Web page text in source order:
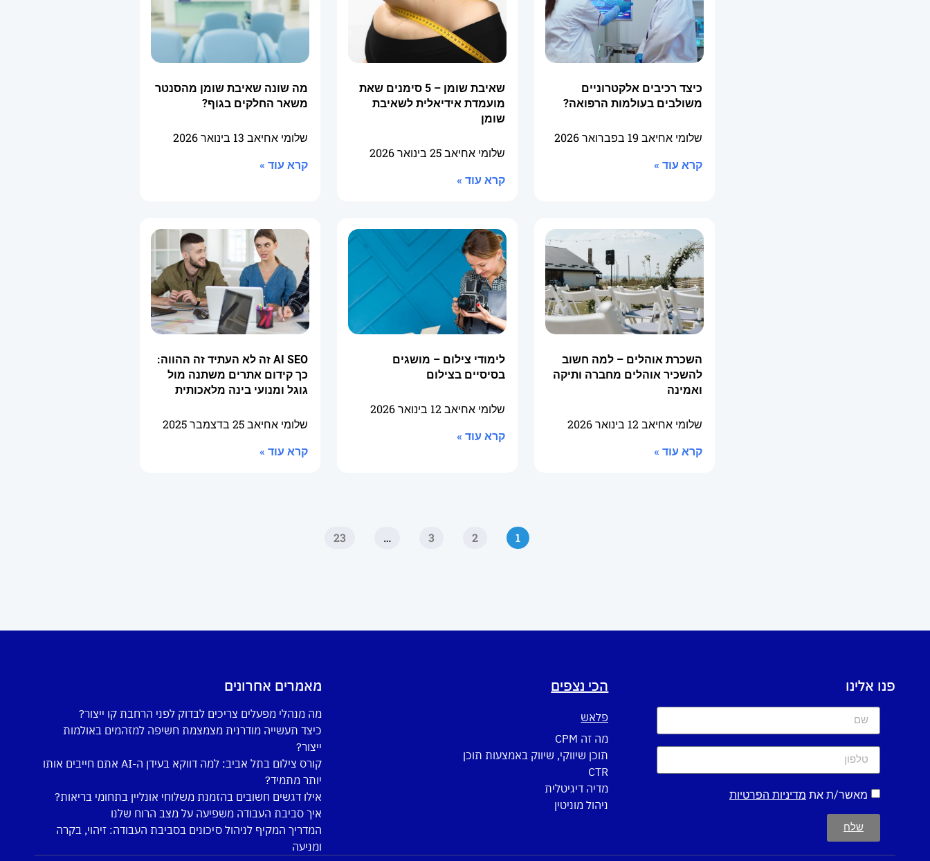
כיצד רכיבים אלקטרוניים
משולבים בעולמות הרפואה?
שלומי אחיאב 19 בפברואר 2026
קרא עוד »
שאיבת שומן – 5 סימנים שאת
מועמדת אידיאלית לשאיבת
שומן
שלומי אחיאב25 בינואר 2026
קרא עוד »
מה שונה שאיבת שומן מהסנטר
משאר החלקים בגוף?
שלומי אחיאב 13 בינואר 2026
קרא עוד »
השכרת אוהלים – למה חשוב
להשכיר אוהלים מחברה ותיקה
ואמינה
שלומי אחיאב12 בינואר 2026
קרא עוד »
לימודי צילום – מושגים
בסיסיים בצילום
שלומי אחיאב12 בינואר 2026
קרא עוד »
AI SEO זה לא העתיד זה ההווה:
כך קידום אתרים משתנה מול
גוגל ומנועי בינה מלאכותית
שלומי אחיאב25 בדצמבר 2025
קרא עוד »
1
2
3
…
23
פנו אלינו
מאשר/ת את מדיניות הפרטיות
שלח
הכי נצפים
פלאש
מה זה CPM
תוכן שיווקי, שיווק באמצעות תוכן
CTR
מדיה דיגיטלית
ניהול מוניטין
מאמרים אחרונים
מה מנהלי מפעלים צריכים לבדוק לפני הרחבת קו ייצור?
כיצד תעשייה מודרנית מצמצמת חשיפה למזהמים באולמות
ייצור?
קורס צילום בתל אביב: למה דווקא בעידן ה-AI אתם חייבים אותו
יותר מתמיד?
אילו דגשים חשובים בהזמנת משלוחי אונליין בתחומי בריאות?
איך סביבת העבודה משפיעה על מצב הרוח שלנו
המדריך המקיף לניהול סיכונים בסביבת העבודה: זיהוי, בקרה
ומניעה